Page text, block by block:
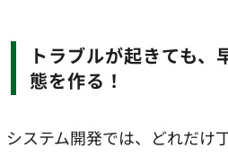
トラブルが起きても、早く立て直せる状
態を作る！
システム開発では、どれだけ